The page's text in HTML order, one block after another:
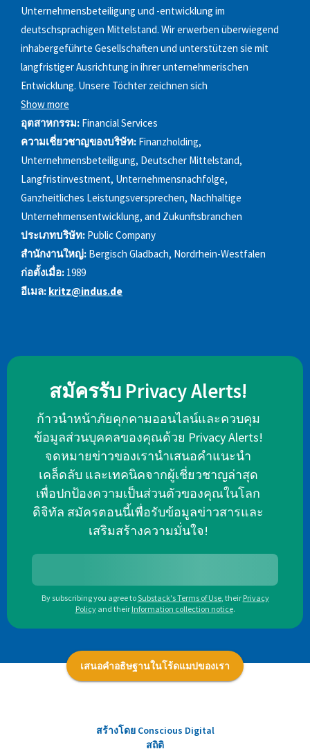
Unternehmensbeteiligung und -entwicklung im
deutschsprachigen Mittelstand. Wir erwerben überwiegend
inhabergeführte Gesellschaften und unterstützen sie mit
langfristiger Ausrichtung in ihrer unternehmerischen
Entwicklung. Unsere Töchter zeichnen sich
Show more
อุตสาหกรรม: Financial Services
ความเชี่ยวชาญของบริษัท: Finanzholding,
Unternehmensbeteiligung, Deutscher Mittelstand,
Langfristinvestment, Unternehmensnachfolge,
Ganzheitliches Leistungsversprechen, Nachhaltige
Unternehmensentwicklung, and Zukunftsbranchen
ประเภทบริษัท: Public Company
สำนักงานใหญ่: Bergisch Gladbach, Nordrhein-Westfalen
ก่อตั้งเมื่อ: 1989
อีเมล: kritz@indus.de
สมัครรับ Privacy Alerts!
ก้าวนำหน้าภัยคุกคามออนไลน์และควบคุม
ข้อมูลส่วนบุคคลของคุณด้วย Privacy Alerts!
จดหมายข่าวของเรานำเสนอคำแนะนำ
เคล็ดลับ และเทคนิคจากผู้เชี่ยวชาญล่าสุด
เพื่อปกป้องความเป็นส่วนตัวของคุณในโลก
ดิจิทัล สมัครตอนนี้เพื่อรับข้อมูลข่าวสารและ
เสริมสร้างความมั่นใจ!
By subscribing you agree toSubstack's Terms of Use, their Privacy
Policy and their Information collection notice.
เสนอคำอธิษฐานในโร้ดแมปของเรา
สร้างโดย Conscious Digital
สถิติ